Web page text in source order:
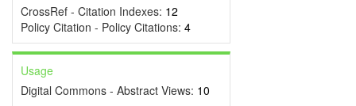
CrossRef - Citation Indexes: 12
Policy Citation - Policy Citations: 4
Usage
Digital Commons - Abstract Views: 10